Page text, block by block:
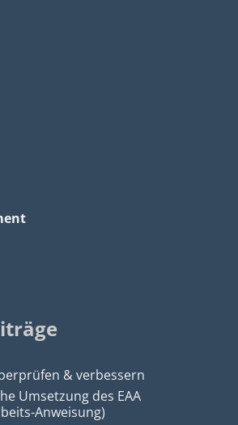
& verbessern
Umsetzung des EAA
Anweisung)